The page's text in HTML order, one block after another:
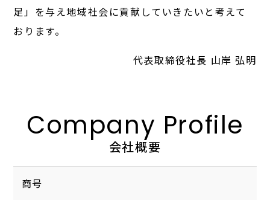
足」を与え地域社会に貢献していきたいと考えて
おります。
代表取締役社長 山岸 弘明
Company Profile
会社概要
商号